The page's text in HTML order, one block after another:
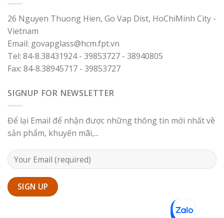
26 Nguyen Thuong Hien, Go Vap Dist, HoChiMinh City -
Vietnam
Email: govapglass@hcm.fpt.vn
Tel: 84-8.38431924 - 39853727 - 38940805
Fax: 84-8.38945717 - 39853727
SIGNUP FOR NEWSLETTER
Để lại Email để nhận được những thông tin mới nhất về
sản phẩm, khuyến mãi,...